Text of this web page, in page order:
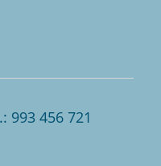
993 456 721